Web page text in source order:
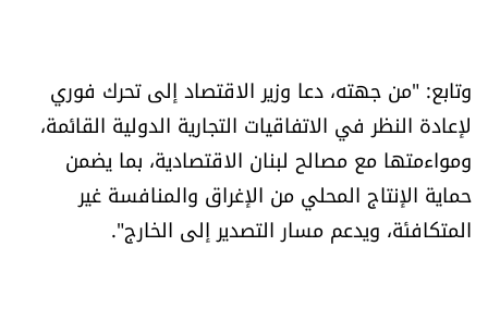
شروط الإشتراك
Digital solutions by
وتابع: "من جهته، دعا وزير الاقتصاد إلى تحرك فوري
لإعادة النظر في الاتفاقيات التجارية الدولية القائمة،
ومواءمتها مع مصالح لبنان الاقتصادية، بما يضمن
حماية الإنتاج المحلي من الإغراق والمنافسة غير
المتكافئة، ويدعم مسار التصدير إلى الخارج".